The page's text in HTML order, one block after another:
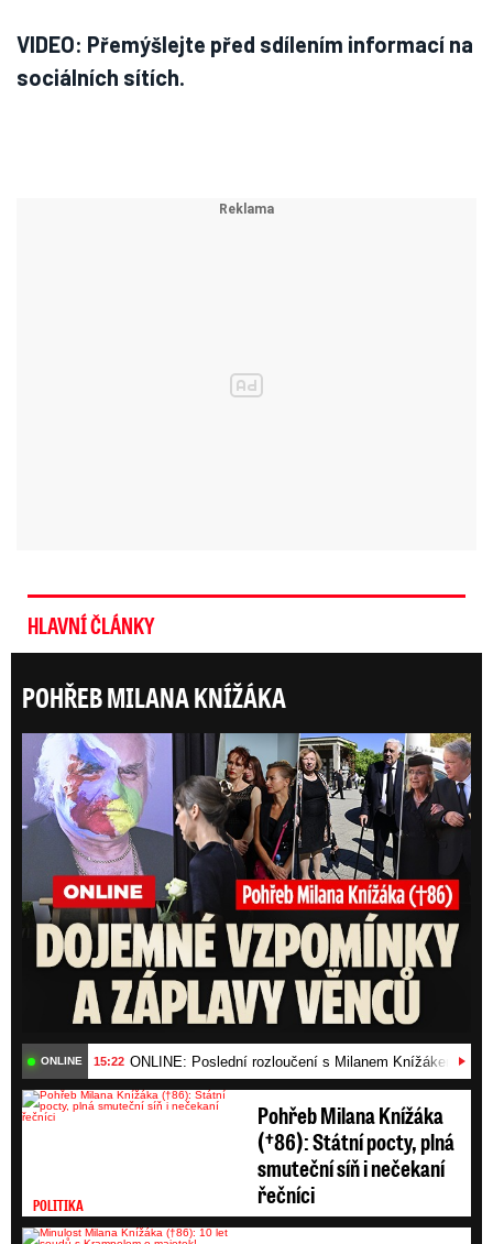
VIDEO: Přemýšlejte před sdílením informací na
sociálních sítích.
HLAVNÍ ČLÁNKY
POHŘEB MILANA KNÍŽÁKA
ONLINE 15:22 ONLINE: Poslední rozloučení s Milanem Knížákem
POLITIKA
Pohřeb Milana Knížáka
(†86): Státní pocty, plná
smuteční síň i nečekaní
řečníci